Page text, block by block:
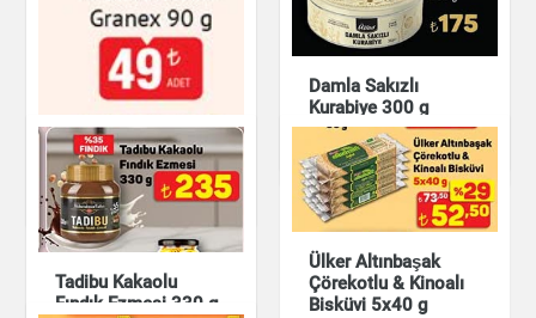
Baharatlı Çubuk
Kraker Eti Crax 175 g
Çikolata & Bisküvi &
Kuruyemiş
450 g
Çikolata & Bisküvi &
Kuruyemiş
Karamelli Waffle
Gofret Granex 90 g
Çikolata & Bisküvi &
Damla Sakızlı
Kurabiye 300 g
Çikolata & Bisküvi &
Kuruyemiş
Tadibu Kakaolu
Fındık Ezmesi 330 g
Ülker Altınbaşak
Çörekotlu & Kinoalı
Bisküvi 5x40 g